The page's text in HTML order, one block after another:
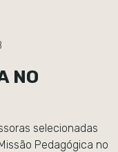
NO
selecionadas
Pedagógica no